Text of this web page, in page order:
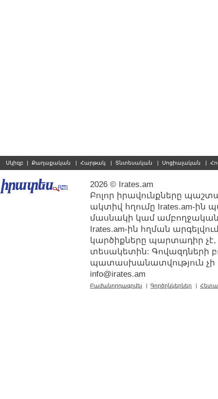
Սկիզբ | Քաղաքական | Հարթակ | Տնտեսական | Սոցիալական |
2026 © Irates.am
Բոլոր իրավունքները
ակտիվ հղումը Irates.am-ին
մասնակի կամ
Irates.am-ին հղման
կարծիքները պարտադիր չէ,
տեսակետին: Գովազդների
պատասխանատվություն չի
info@irates.am
Բաժանորդագրվել | Գործընկերներ |